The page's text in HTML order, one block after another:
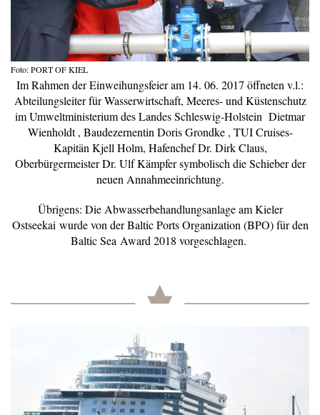
Foto: PORT OF KIEL
Im Rahmen der Einweihungsfeier am 14. 06. 2017 öffneten v.l.:
Abteilungsleiter für Wasserwirtschaft, Meeres- und Küstenschutz
im Umweltministerium des Landes Schleswig-Holstein Dietmar
Wienholdt , Baudezernentin Doris Grondke , TUI Cruises-
Kapitän Kjell Holm, Hafenchef Dr. Dirk Claus,
Oberbürgermeister Dr. Ulf Kämpfer symbolisch die Schieber der
neuen Annahmeeinrichtung.
Übrigens: Die Abwasserbehandlungsanlage am Kieler
Ostseekai wurde von der Baltic Ports Organization (BPO) für den
Baltic Sea Award 2018 vorgeschlagen.